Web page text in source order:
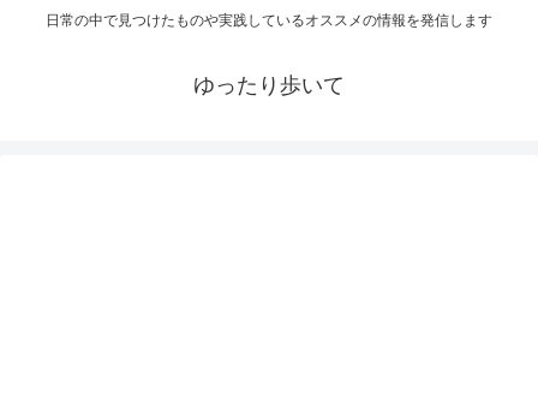
日常の中で見つけたものや実践しているオススメの情報を発信します
ゆったり歩いて